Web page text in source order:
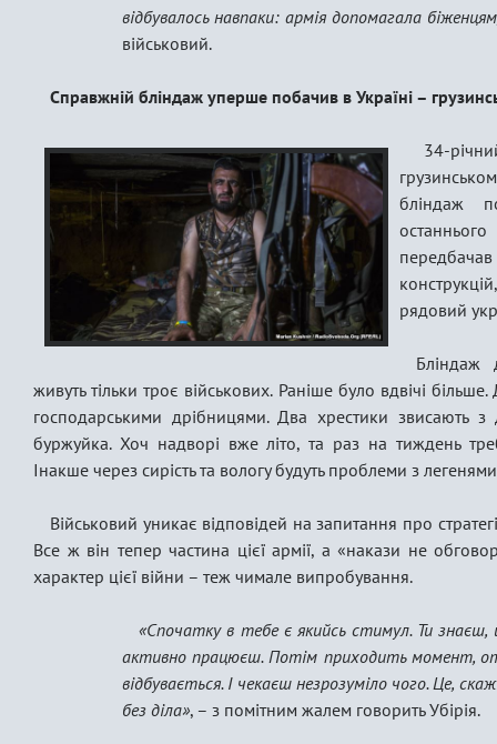
відбувалось навпаки: армія допомагала
військовий.
Справжній бліндаж уперше побачив в Україні –
34-
бліндаж
рядовий
Бліндаж
живуть тільки троє військових. Раніше було вдвічі
господарськими дрібницями. Два хрестики звисають
буржуйка. Хоч надворі вже літо, та раз на тиждень
Інакше через сирість та вологу будуть проблеми з
Військовий уникає відповідей на запитання про
Все ж він тепер частина цієї армії, а «накази не
характер цієї війни – теж чимале випробування.
«Спочатку в тебе є якийсь стимул. Ти
активно працюєш. Потім приходить момент,
відбувається. І чекаєш незрозуміло чого. Це,
без діла», – з помітним жалем говорить Убірія.